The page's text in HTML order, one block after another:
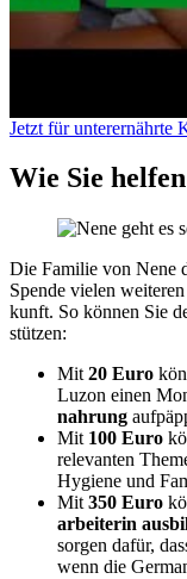
Jetzt für unterernährte
Wie Sie
Die Familie von Nene
Spende vielen
kunft. So können Sie
stützen:
Mit 20 Euro
Luzon einen
nahrung
Mit 100 Euro
relevanten
Hygiene und
Mit 350 Euro
arbeiterin
sorgen dafür,
wenn die